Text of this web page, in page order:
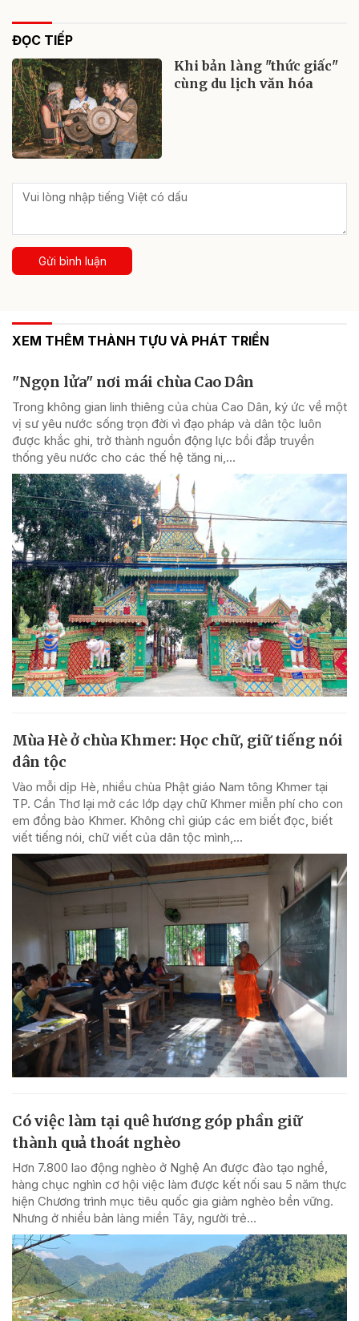
ĐỌC TIẾP
Khi bản làng "thức giấc"
cùng du lịch văn hóa
Gửi bình luận
XEM THÊM THÀNH TỰU VÀ PHÁT TRIỂN
"Ngọn lửa" nơi mái chùa Cao Dân
Trong không gian linh thiêng của chùa Cao Dân, ký ức về một
vị sư yêu nước sống trọn đời vì đạo pháp và dân tộc luôn
được khắc ghi, trở thành nguồn động lực bồi đắp truyền
thống yêu nước cho các thế hệ tăng ni,...
Mùa Hè ở chùa Khmer: Học chữ, giữ tiếng nói
dân tộc
Vào mỗi dịp Hè, nhiều chùa Phật giáo Nam tông Khmer tại
TP. Cần Thơ lại mở các lớp dạy chữ Khmer miễn phí cho con
em đồng bào Khmer. Không chỉ giúp các em biết đọc, biết
viết tiếng nói, chữ viết của dân tộc mình,...
Có việc làm tại quê hương góp phần giữ
thành quả thoát nghèo
Hơn 7.800 lao động nghèo ở Nghệ An được đào tạo nghề,
hàng chục nghìn cơ hội việc làm được kết nối sau 5 năm thực
hiện Chương trình mục tiêu quốc gia giảm nghèo bền vững.
Nhưng ở nhiều bản làng miền Tây, người trẻ...